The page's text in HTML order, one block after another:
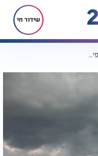
שידור חי
מה ראתה רות שאפילו נעמי לא אמרה במפורש? הסוד שמסתתר במגילת שבועות